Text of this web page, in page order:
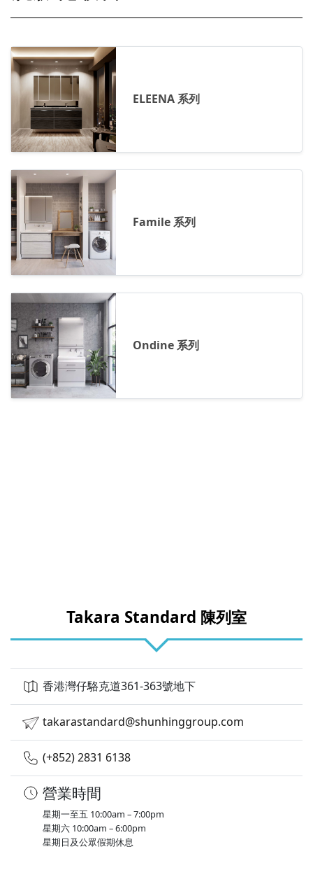
ELEENA 系列
Famile 系列
Ondine 系列
Takara Standard 陳列室
香港灣仔駱克道361-363號地下
takarastandard@shunhinggroup.com
(+852) 2831 6138
營業時間
星期一至五 10:00am – 7:00pm
星期六 10:00am – 6:00pm
星期日及公眾假期休息